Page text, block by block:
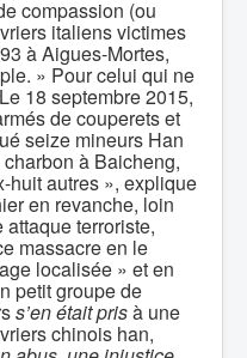
compassion (ou
italiens victimes
à Aigues-Mortes,
» Pour celui qui ne
18 septembre 2015,
de couperets et
seize mineurs Han
à Baicheng,
huit autres », explique
en revanche, loin
terroriste,
massacre en le
localisée » et en
petit groupe de
s’en était prisà une
chinois han,